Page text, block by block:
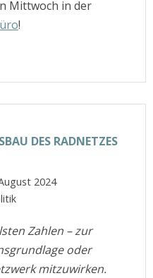
Mittwoch in der
!
DES RADNETZES
2024
Zahlen – zur
oder
mitzuwirken.